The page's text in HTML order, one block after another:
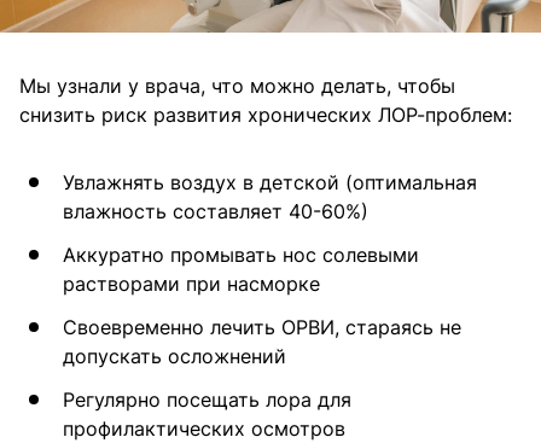
Мы узнали у врача, что можно делать, чтобы
снизить риск развития хронических ЛОР-проблем:
Увлажнять воздух в детской (оптимальная
влажность составляет 40-60%)
Аккуратно промывать нос солевыми
растворами при насморке
Своевременно лечить ОРВИ, стараясь не
допускать осложнений
Регулярно посещать лора для
профилактических осмотров